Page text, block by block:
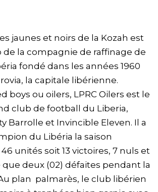
jaunes et noirs de la Kozah est
la compagnie de raffinage de
fondé dans les années 1960
la capitale libérienne.
boys ou oilers, LPRC Oilers est le
club de football du Liberia,
Barrolle et Invincible Eleven. Il a
du Libéria la saison
unités soit 13 victoires, 7 nuls et
que deux (02) défaites pendant la
plan palmarès, le club libérien